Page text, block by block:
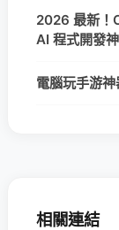
2026 最新！
AI 程式開發
電腦玩手游
相關連結